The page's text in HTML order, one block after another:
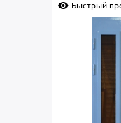
Быстрый